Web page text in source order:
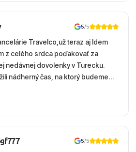
5/5
Travelco,už teraz aj Idem
z celého srdca poďakovať za
nedávnej dovolenky v Turecku.
nádherný čas, na ktorý budeme
spomínať. ​Všetko prebehlo
prvotného výberu zájazdu, cez
​Čo nás dostalo najviac: ​Skvelé
usmievaví, ochotní a starostliví
5/5